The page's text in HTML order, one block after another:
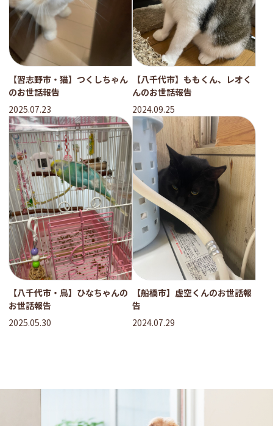
【習志野市・猫】つくしちゃん
のお世話報告
2025.07.23
【八千代市】ももくん、レオく
んのお世話報告
2024.09.25
【八千代市・鳥】ひなちゃんの
お世話報告
2025.05.30
【船橋市】虚空くんのお世話報
告
2024.07.29